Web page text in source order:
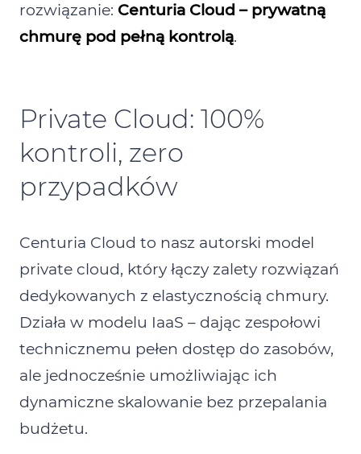
rozwiązanie: Centuria Cloud – prywatną
chmurę pod pełną kontrolą.
Private Cloud: 100%
kontroli, zero
przypadków
Centuria Cloud to nasz autorski model
private cloud, który łączy zalety rozwiązań
dedykowanych z elastycznością chmury.
Działa w modelu IaaS – dając zespołowi
technicznemu pełen dostęp do zasobów,
ale jednocześnie umożliwiając ich
dynamiczne skalowanie bez przepalania
budżetu.